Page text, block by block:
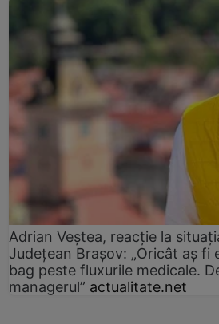
Adrian Veștea, reacție la
Județean Brașov: „Oricât aș fi
bag peste fluxurile medicale.
managerul” actualitate.net